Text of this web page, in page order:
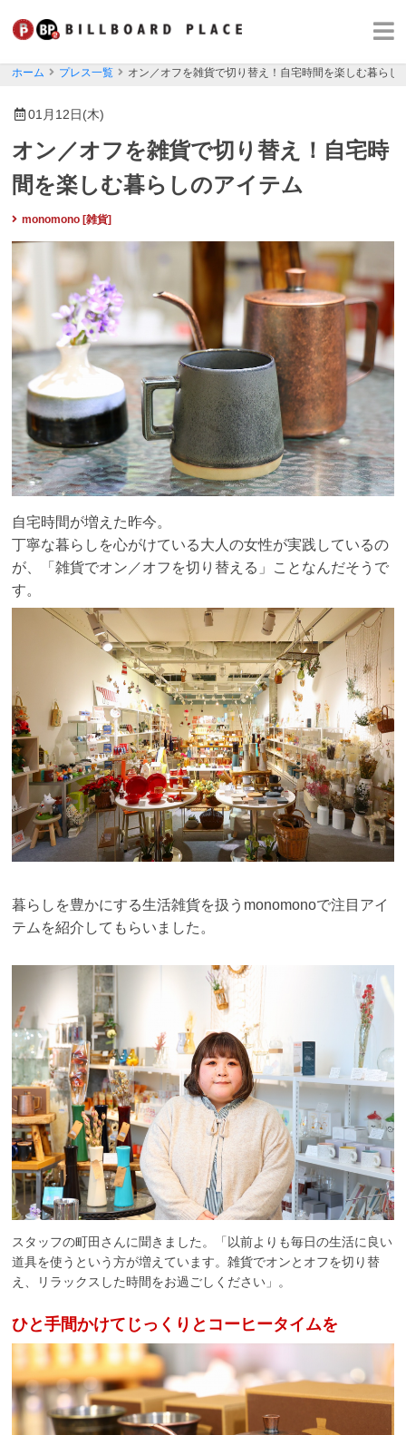
ホーム プレス一覧 オン／オフを雑貨で切り替え！自宅時間を楽しむ暮らし
01月12日(木)
オン／オフを雑貨で切り替え！自宅時
間を楽しむ暮らしのアイテム
monomono [雑貨]
自宅時間が増えた昨今。
丁寧な暮らしを心がけている大人の女性が実践しているの
が、「雑貨でオン／オフを切り替える」ことなんだそうで
す。
暮らしを豊かにする生活雑貨を扱うmonomonoで注目アイ
テムを紹介してもらいました。
スタッフの町田さんに聞きました。「以前よりも毎日の生活に良い
道具を使うという方が増えています。雑貨でオンとオフを切り替
え、リラックスした時間をお過ごしください」。
ひと手間かけてじっくりとコーヒータイムを